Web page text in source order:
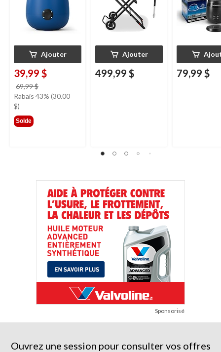
Ajouter
39,99 $
69,99 $
était
Rabais 43% (30.00
$)
Solde
Ajouter
499,99 $ 79,99 $
Sponsorisé
Ouvrez une session pour consulter vos offres